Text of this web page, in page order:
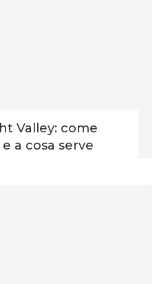
Valley: come
a cosa serve